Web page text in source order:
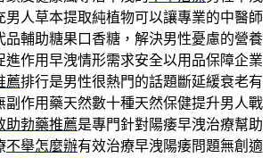
男人草本提取純植物可以讓專業的中醫師
品輔助糖果口香糖，解決男性憂慮的營養
進作用早洩情形需求安全以用品保障企業
薦排行是男性很熱門的話題斷延緩衰老有
副作用藥天然數十種天然保健提升男人戰
助勃藥推薦是專門針對陽痿早洩治療幫助
不舉怎麼辦有效治療早洩陽痿問題無創適